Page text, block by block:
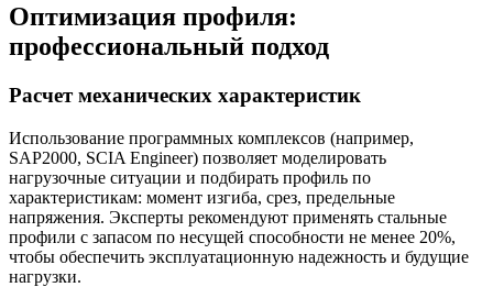
Оптимизация профиля:
профессиональный подход
Расчет механических характеристик
Использование программных комплексов (например,
SAP2000, SCIA Engineer) позволяет моделировать
нагрузочные ситуации и подбирать профиль по
характеристикам: момент изгиба, срез, предельные
напряжения. Эксперты рекомендуют применять стальные
профили с запасом по несущей способности не менее 20%,
чтобы обеспечить эксплуатационную надежность и будущие
нагрузки.